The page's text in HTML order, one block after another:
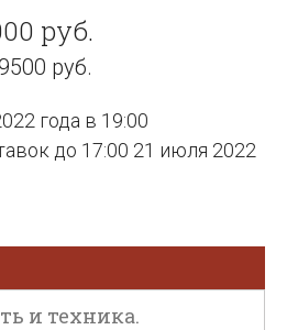
руб.
руб.
года в 19:00
до 17:00 21 июля 2022
и техника.